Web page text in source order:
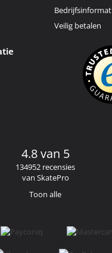
Veilig betalen
4.8 van 5
134952 recensies
van SkatePro
Toon alle